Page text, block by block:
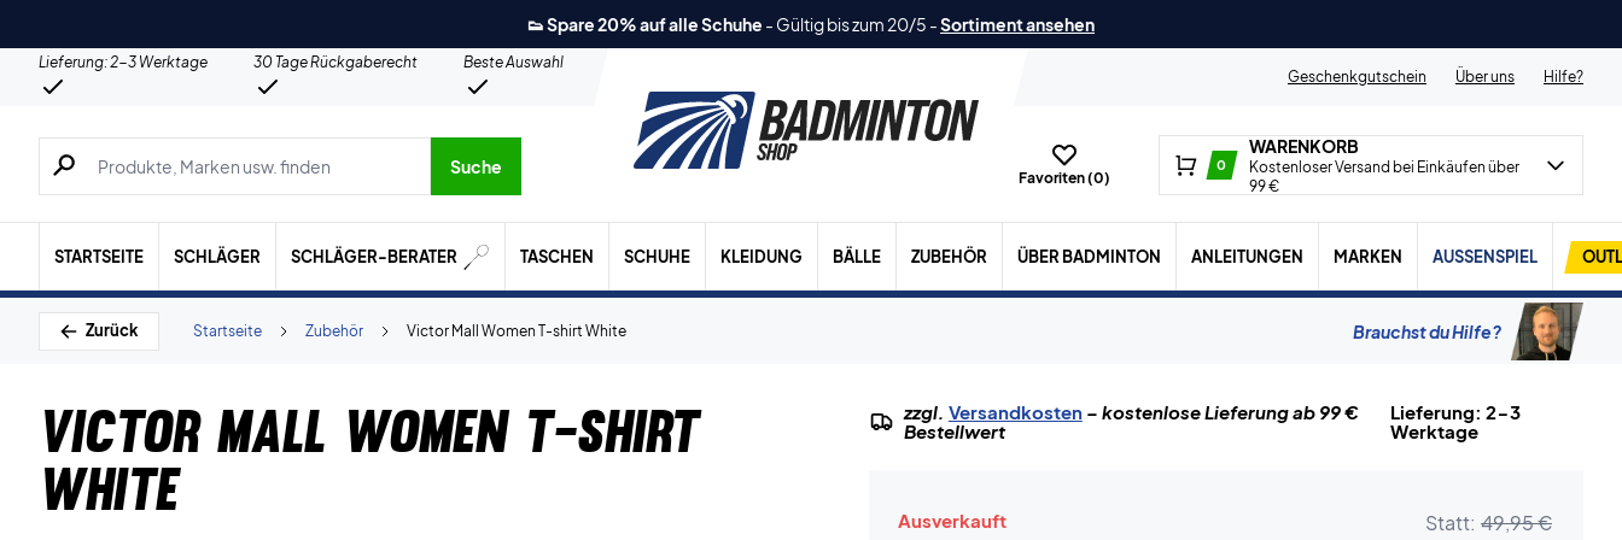
👟 Spare 20% auf alle Schuhe - Gültig bis zum 20/5 -Sortiment ansehen
Lieferung: 2-3 Werktage 30 Tage Rückgaberecht
Beste Auswahl
Geschenkgutschein
Über uns Hilfe?
Suche nach Produkten, Marken usw.
Suche
Favoriten (0)
0
WARENKORB
Kostenloser Versand bei Einkäufen über
99 €
STARTSEITE SCHLÄGER SCHLÄGER-BERATER TASCHEN SCHUHE KLEIDUNG BÄLLE ZUBEHÖR ÜBER BADMINTON ANLEITUNGEN MARKEN AUSSENSPIEL
Zurück Victor Mall Women T-shirt White
Zubehör
Startseite Brauchst du Hilfe?
Victor Mall Women T-shirt
White
zzgl. Versandkosten– kostenlose Lieferung ab 99 €
Bestellwert
Lieferung: 2-3
Werktage
Ausverkauft Statt: 49,95 €